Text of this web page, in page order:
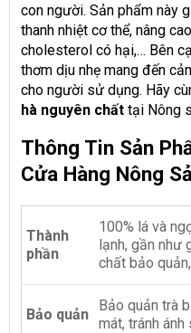
con người. Sản phẩm này
thanh nhiệt cơ thể, nâng
cholesterol có hại,… Bên
thơm dịu nhẹ mang đến
cho người sử dụng. Hãy
hà nguyên chất tại Nông
Thông Tin Sản
Cửa Hàng Nông
Thành
phần
100% lá và
lạnh, gần như
chất bảo
Bảo quản
Bảo quản trà
mát, tránh